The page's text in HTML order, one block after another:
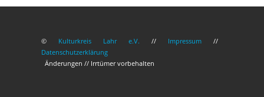
© Kulturkreis Lahr e.V. // Impressum //
Datenschutzerklärung
Änderungen // Irrtümer vorbehalten